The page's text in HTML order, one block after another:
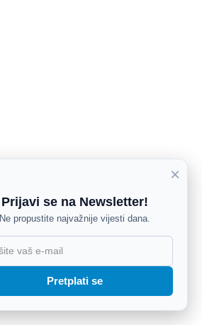
×
Prijavi se na Newsletter!
Ne propustite najvažnije vijesti dana.
Pretplati se